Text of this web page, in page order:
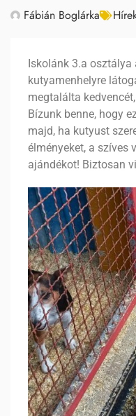
Fábián Boglárka
Iskolánk 3.a osztálya
kutyamenhelyre
megtalálta
Bízunk benne, hogy
majd, ha kutyust
élményeket, a szíves
ajándékot! Biztosan